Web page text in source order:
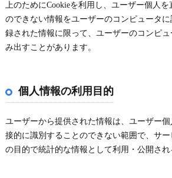
上のためにCookieを利用し、ユーザー個人を
のできない情報をユーザーのコンピュータ
録された情報に限って、ユーザーのコンピ
み出すことがあります。
個人情報の利用目的
ユーザーから提供された情報は、ユーザー
接的に識別することのできない範囲で、サ
の目的で統計的な情報として利用・公開され